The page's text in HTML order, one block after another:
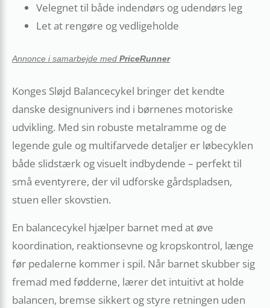
Velegnet til både indendørs og udendørs leg
Let at rengøre og vedligeholde
Annonce i samarbejde med PriceRunner
Konges Sløjd Balancecykel bringer det kendte
danske designunivers ind i børnenes motoriske
udvikling. Med sin robuste metalramme og de
legende gule og multifarvede detaljer er løbecyklen
både slidstærk og visuelt indbydende – perfekt til
små eventyrere, der vil udforske gårdspladsen,
stuen eller skovstien.
En balancecykel hjælper barnet med at øve
koordination, reaktionsevne og kropskontrol, længe
før pedalerne kommer i spil. Når barnet skubber sig
fremad med fødderne, lærer det intuitivt at holde
balancen, bremse sikkert og styre retningen uden